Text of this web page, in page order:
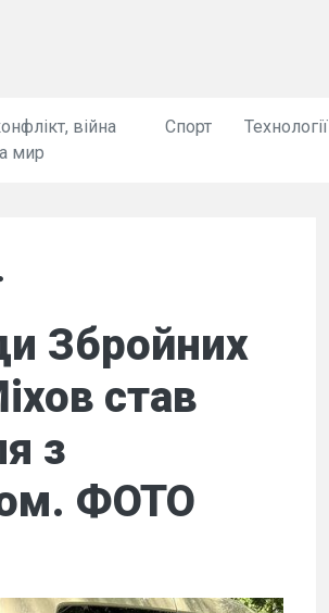
війна
мир
Спорт Технології
Збройних
став
з
ФОТО